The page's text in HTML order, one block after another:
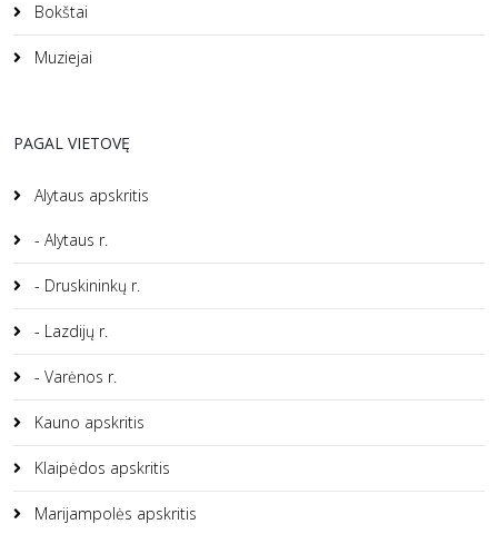
Bokštai
Muziejai
PAGAL VIETOVĘ
Alytaus apskritis
- Alytaus r.
- Druskininkų r.
- Lazdijų r.
- Varėnos r.
Kauno apskritis
Klaipėdos apskritis
Marijampolės apskritis